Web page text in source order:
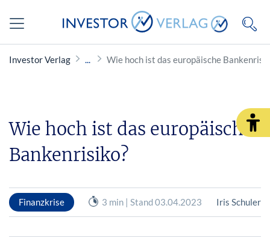
Investor Verlag Wie hoch ist das europäische
Wie hoch ist das europäische
Bankenrisiko?
Finanzkrise 3 min | Stand 03.04.2023 Iris Schuler